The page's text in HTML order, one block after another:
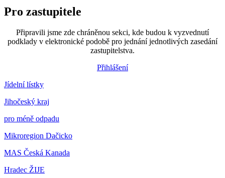
Pro zastupitele
Připravili jsme zde chráněnou sekci, kde budou k vyzvednutí
podklady v elektronické podobě pro jednání jednotlivých zasedání
zastupitelstva.
Přihlášení
Jídelní lístky
Jihočeský kraj
pro méně odpadu
Mikroregion Dačicko
MAS Česká Kanada
Hradec ŽIJE